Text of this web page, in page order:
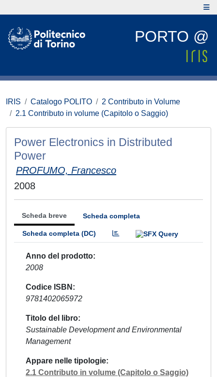
PORTO @
IRIS Catalogo POLITO
2 Contributo in Volume
2.1 Contributo in volume (Capitolo o Saggio)
Power Electronics in Distributed
Power
PROFUMO, Francesco
2008
Scheda breve Scheda completa
Scheda completa (DC)
Anno del prodotto
2008
Codice ISBN
9781402065972
Titolo del libro
Sustainable Development and Environmental
Management
Appare nelle tipologie
2.1 Contributo in volume (Capitolo o Saggio)